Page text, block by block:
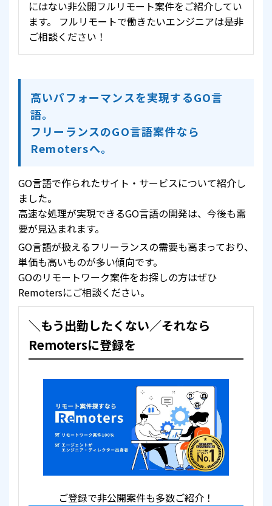
にはない非公開フルリモート案件をご紹介してい
ます。 フルリモートで働きたいエンジニアは是非
ご相談ください！
高いパフォーマンスを実現するGO言
語。
フリーランスのGO言語案件なら
Remotersへ。
GO言語で作られたサイト・サービスについて紹介し
ました。
高速な処理が実現できるGO言語の開発は、今後も需
要が見込まれます。
GO言語が扱えるフリーランスの需要も高まっており、
単価も高いものが多い傾向です。
GOのリモートワーク案件をお探しの方はぜひ
Remotersにご相談ください。
＼もう出勤したくない／それなら
Remotersに登録を
ご登録で非公開案件も多数ご紹介！